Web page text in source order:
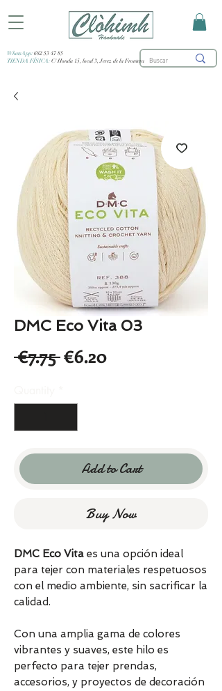
WhatsApp: 682 53 47 85
TIENDA FÍSICA: C/ Honda 15, local 3, Jerez de la Frontera
DMC Eco Vita 03
€7.75 Regular
€6.20Sale
Add to Cart
Buy Now
DMC Eco Vita es una opción ideal
para tejer con materiales respetuosos
con el medio ambiente, sin sacrificar la
calidad.
Con una amplia gama de colores
vibrantes y suaves, este hilo es
perfecto para tejer prendas,
accesorios, y proyectos de decoración